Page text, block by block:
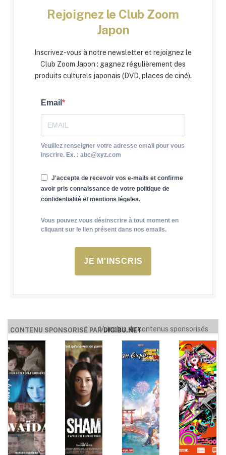
Rejoignez le Club Zoom
Japon
Inscrivez-vous à notre newsletter et rejoignez le
Club Zoom Japon : gagnez régulièrement des
produits culturels japonais (DVD, places de ciné).
Email
Veuillez renseigner votre adresse email pour vous
inscrire. Ex. : abc@xyz.com
J'accepte de recevoir vos e-mails et confirme
avoir pris connaissance de votre politique de
confidentialité et mentions légales.
Vous pouvez vous désinscrire à tout moment en
cliquant sur le lien présent dans nos emails.
JE M'INSCRIS
CONTENU SPONSORISÉ PARDIGIBU.NET
Voir plus de contenus sponsorisés